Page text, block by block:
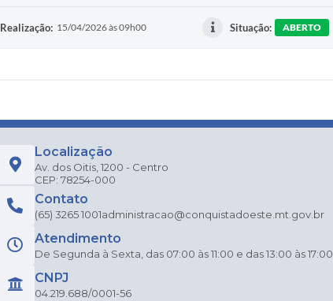
Realização: 15/04/2026 às 09h00 Situação: ABERTO
Localização
Av. dos Oitis, 1200 - Centro
CEP: 78254-000
Contato
(65) 3265 1001administracao@conquistadoeste.mt.gov.br
Atendimento
De Segunda à Sexta, das 07:00 às 11:00 e das 13:00 às 17:00.
CNPJ
04.219.688/0001-56